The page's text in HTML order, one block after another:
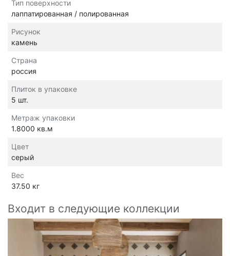
Тип поверхности
лаппатированная / полированная
Рисунок
камень
Страна
россия
Плиток в упаковке
5 шт.
Метраж упаковки
1.8000 кв.м
Цвет
серый
Вес
37.50 кг
Входит в следующие коллекции